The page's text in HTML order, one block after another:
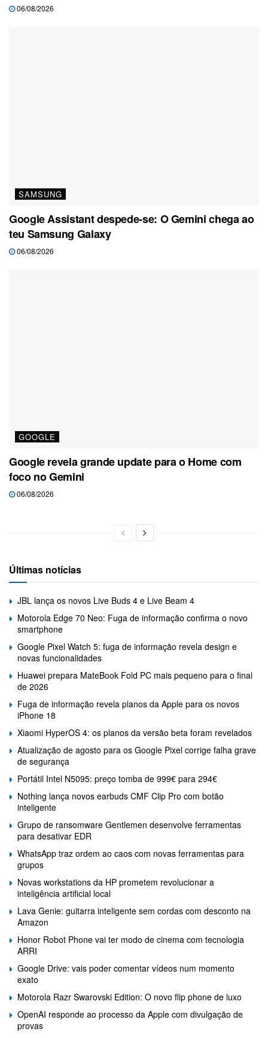
06/08/2026
SAMSUNG
Google Assistant despede-se: O Gemini chega ao
teu Samsung Galaxy
06/08/2026
GOOGLE
Google revela grande update para o Home com
foco no Gemini
06/08/2026
Últimas notícias
JBL lança os novos Live Buds 4 e Live Beam 4
Motorola Edge 70 Neo: Fuga de informação confirma o novo
smartphone
Google Pixel Watch 5: fuga de informação revela design e
novas funcionalidades
Huawei prepara MateBook Fold PC mais pequeno para o final
de 2026
Fuga de informação revela planos da Apple para os novos
iPhone 18
Xiaomi HyperOS 4: os planos da versão beta foram revelados
Atualização de agosto para os Google Pixel corrige falha grave
de segurança
Portátil Intel N5095: preço tomba de 999€ para 294€
Nothing lança novos earbuds CMF Clip Pro com botão
inteligente
Grupo de ransomware Gentlemen desenvolve ferramentas
para desativar EDR
WhatsApp traz ordem ao caos com novas ferramentas para
grupos
Novas workstations da HP prometem revolucionar a
inteligência artificial local
Lava Genie: guitarra inteligente sem cordas com desconto na
Amazon
Honor Robot Phone vai ter modo de cinema com tecnologia
ARRI
Google Drive: vais poder comentar vídeos num momento
exato
Motorola Razr Swarovski Edition: O novo flip phone de luxo
OpenAI responde ao processo da Apple com divulgação de
provas